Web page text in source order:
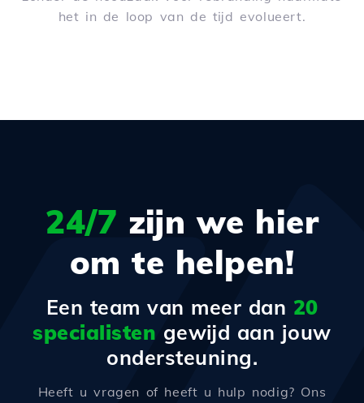
het in de loop van de tijd evolueert.
24/7 zijn we hier
om te helpen!
Een team van meer dan 20
specialisten gewijd aan jouw
ondersteuning.
Heeft u vragen of heeft u hulp nodig? Ons